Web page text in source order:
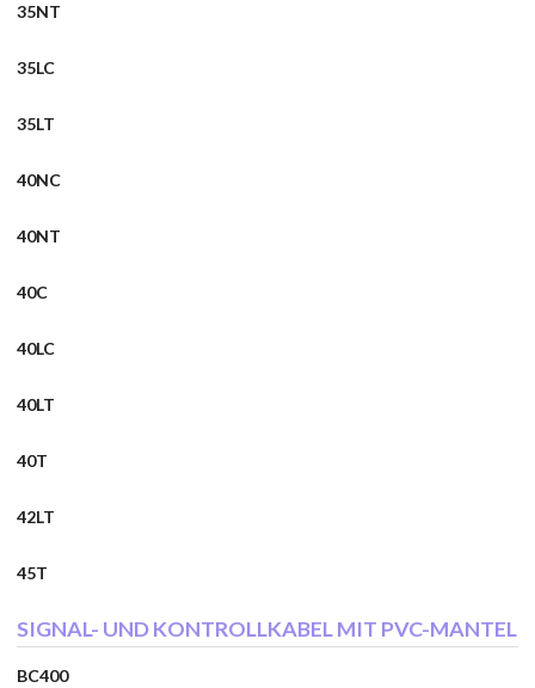
35NT
35LC
35LT
40NC
40NT
40C
40LC
40LT
40T
42LT
45T
SIGNAL- UND KONTROLLKABEL MIT PVC-MANTEL
BC400